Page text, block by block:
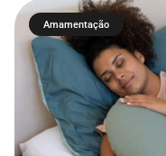
quando o bebé
este possa beber,
no peito da mãe. Os
succionar, engolir e
natural, tal como
Amamentação